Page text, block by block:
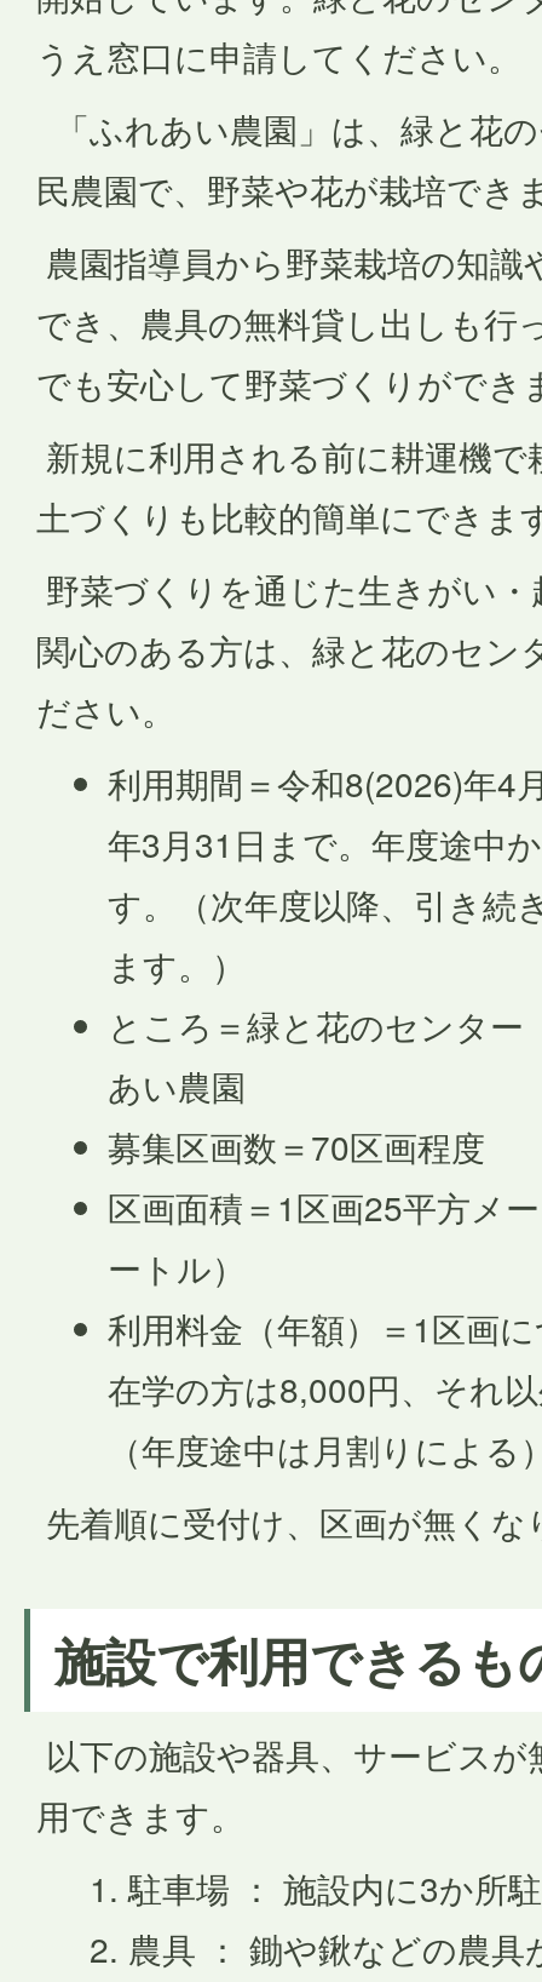
うえ窓口に申請してください。
「ふれあい農園」は、緑と花
民農園で、野菜や花が栽培でき
農園指導員から野菜栽培の知
でき、農具の無料貸し出しも行
でも安心して野菜づくりができ
新規に利用される前に耕運機
土づくりも比較的簡単にできま
野菜づくりを通じた生きがい
関心のある方は、緑と花のセン
ださい。
利用期間＝令和8(2026)年4
年3月31日まで。年度途中
す。（次年度以降、引き続
ます。）
ところ＝緑と花のセンタ
あい農園
募集区画数＝70区画程度
区画面積＝1区画25平方メ
ートル）
利用料金（年額）＝1区画
在学の方は8,000円、それ
（年度途中は月割りによる
先着順に受付け、区画が無くな
施設で利用できるも
以下の施設や器具、サービス
用できます。
駐車場 ： 施設内に3か所
農具 ： 鋤や鍬などの農